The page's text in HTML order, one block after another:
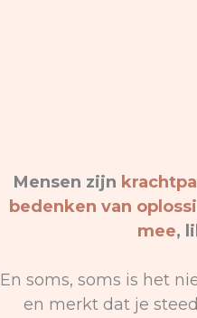
Mensen zijn
bedenken van
mee,
En soms, soms is het
en merkt dat je